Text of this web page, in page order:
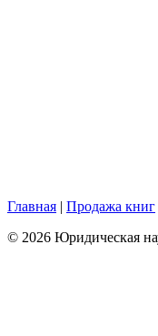
Главная | Продажа книг
© 2026 Юридическая